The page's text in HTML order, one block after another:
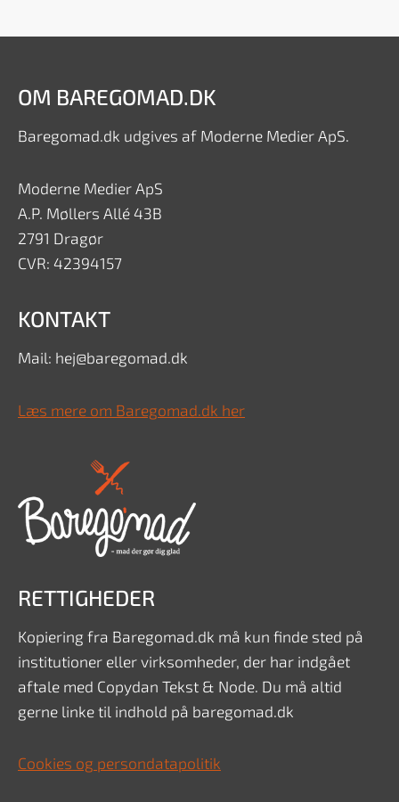
OM BAREGOMAD.DK
Baregomad.dk udgives af Moderne Medier ApS.
Moderne Medier ApS
A.P. Møllers Allé 43B
2791 Dragør
CVR: 42394157
KONTAKT
Mail: hej@baregomad.dk
Læs mere om Baregomad.dk her
RETTIGHEDER
Kopiering fra Baregomad.dk må kun finde sted på
institutioner eller virksomheder, der har indgået
aftale med Copydan Tekst & Node. Du må altid
gerne linke til indhold på baregomad.dk
Cookies og persondatapolitik